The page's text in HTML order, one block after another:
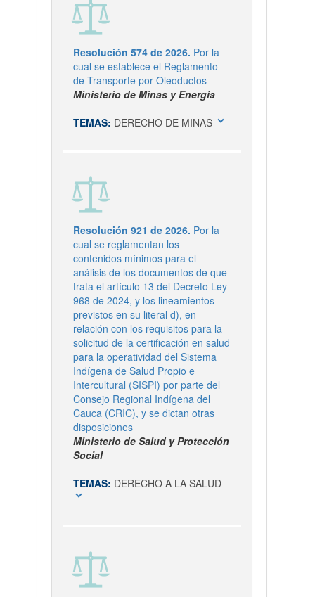
Resolución 574 de 2026. Por la
cual se establece el Reglamento
de Transporte por Oleoductos
Ministerio de Minas y Energía
TEMAS: DERECHO DE MINAS expand_more
Resolución 921 de 2026. Por la
cual se reglamentan los
contenidos mínimos para el
análisis de los documentos de que
trata el artículo 13 del Decreto Ley
968 de 2024, y los lineamientos
previstos en su literal d), en
relación con los requisitos para la
solicitud de la certificación en salud
para la operatividad del Sistema
Indígena de Salud Propio e
Intercultural (SISPI) por parte del
Consejo Regional Indígena del
Cauca (CRIC), y se dictan otras
disposiciones
Ministerio de Salud y Protección
Social
TEMAS: DERECHO A LA SALUD
expand_more